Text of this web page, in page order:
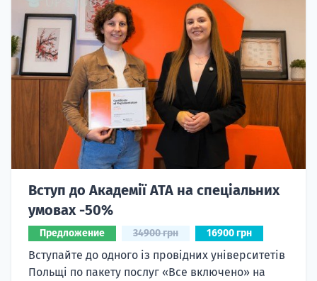
Вступ до Академії ATA на спеціальних
умовах -50%
Предложение 34900 грн 16900 грн
Вступайте до одного із провідних університетів
Польщі по пакету послуг «Все включено» на